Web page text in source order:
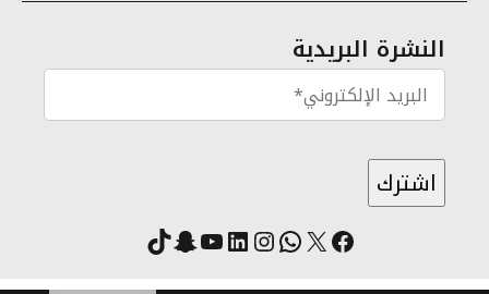
النشرة البريدية
فيسبوك
X واتساب
انستقرام
لينكد إنيوتيوب
سناب شات
تيك توك